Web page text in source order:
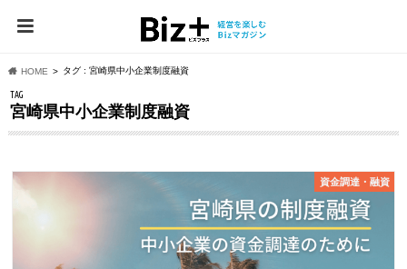
HOME タグ : 宮崎県中小企業制度融資
TAG
宮崎県中小企業制度融資
資⾦調達・融資